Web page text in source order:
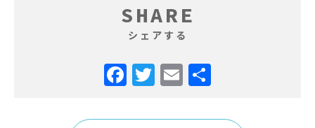
SHARE
シェアする
Facebook
Twitter
Email